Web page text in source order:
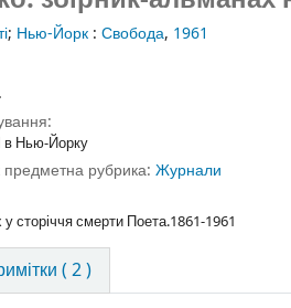
; Нью-Йорк : Свобода, 1961
.
в Нью-Йорку
рубрика: Журнали
сторіччя смерти Поета.1861-1961
( 2 )